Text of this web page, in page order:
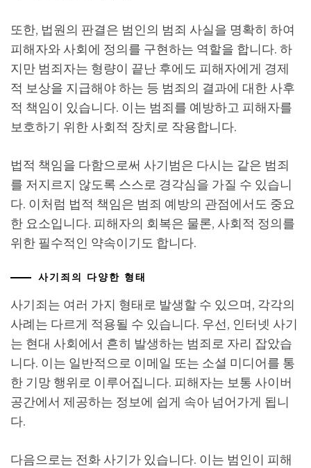
또한, 법원의 판결은 범인의 범죄 사실을 명확히 하여
피해자와 사회에 정의를 구현하는 역할을 합니다. 하
지만 범죄자는 형량이 끝난 후에도 피해자에게 경제
적 보상을 지급해야 하는 등 범죄의 결과에 대한 사후
적 책임이 있습니다. 이는 범죄를 예방하고 피해자를
보호하기 위한 사회적 장치로 작용합니다.
법적 책임을 다함으로써 사기범은 다시는 같은 범죄
를 저지르지 않도록 스스로 경각심을 가질 수 있습니
다. 이처럼 법적 책임은 범죄 예방의 관점에서도 중요
한 요소입니다. 피해자의 회복은 물론, 사회적 정의를
위한 필수적인 약속이기도 합니다.
사기죄의 다양한 형태
사기죄는 여러 가지 형태로 발생할 수 있으며, 각각의
사례는 다르게 적용될 수 있습니다. 우선, 인터넷 사기
는 현대 사회에서 흔히 발생하는 범죄로 자리 잡았습
니다. 이는 일반적으로 이메일 또는 소셜 미디어를 통
한 기망 행위로 이루어집니다. 피해자는 보통 사이버
공간에서 제공하는 정보에 쉽게 속아 넘어가게 됩니
다.
다음으로는 전화 사기가 있습니다. 이는 범인이 피해